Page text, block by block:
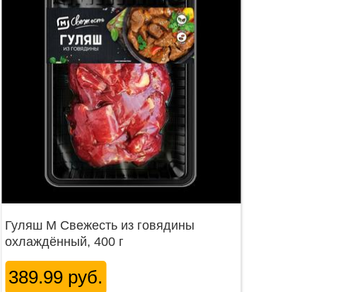
Гуляш М Свежесть из говядины
охлаждённый, 400 г
389.99 руб.